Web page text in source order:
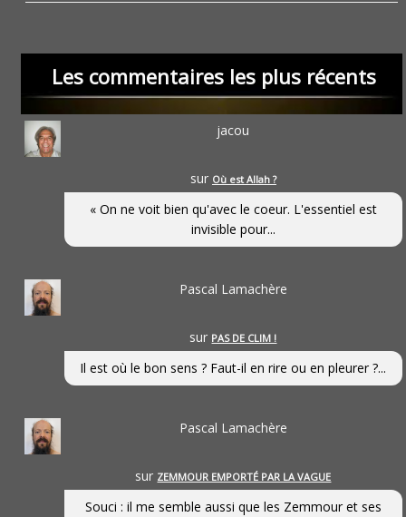
Les commentaires les plus récents
jacou
sur Où est Allah ?
« On ne voit bien qu'avec le coeur. L'essentiel est
invisible pour...
Pascal Lamachère
sur PAS DE CLIM !
Il est où le bon sens ? Faut-il en rire ou en pleurer ?...
Pascal Lamachère
sur ZEMMOUR EMPORTÉ PAR LA VAGUE
Souci : il me semble aussi que les Zemmour et ses